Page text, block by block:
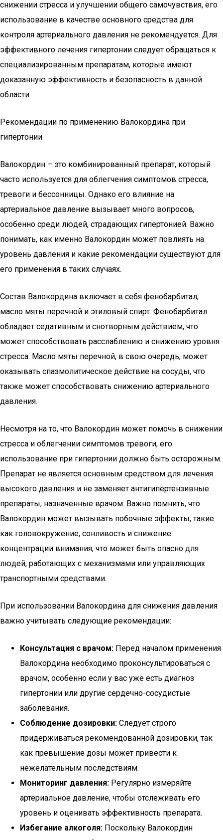
снижении стресса и улучшении общего самочувствия, его
использование в качестве основного средства для
контроля артериального давления не рекомендуется. Для
эффективного лечения гипертонии следует обращаться к
специализированным препаратам, которые имеют
доказанную эффективность и безопасность в данной
области.
Рекомендации по применению Валокордина при
гипертонии
Валокордин – это комбинированный препарат, который
часто используется для облегчения симптомов стресса,
тревоги и бессонницы. Однако его влияние на
артериальное давление вызывает много вопросов,
особенно среди людей, страдающих гипертонией. Важно
понимать, как именно Валокордин может повлиять на
уровень давления и какие рекомендации существуют для
его применения в таких случаях.
Состав Валокордина включает в себя фенобарбитал,
масло мяты перечной и этиловый спирт. Фенобарбитал
обладает седативным и снотворным действием, что
может способствовать расслаблению и снижению уровня
стресса. Масло мяты перечной, в свою очередь, может
оказывать спазмолитическое действие на сосуды, что
также может способствовать снижению артериального
давления.
Несмотря на то, что Валокордин может помочь в снижении
стресса и облегчении симптомов тревоги, его
использование при гипертонии должно быть осторожным.
Препарат не является основным средством для лечения
высокого давления и не заменяет антигипертензивные
препараты, назначенные врачом. Важно помнить, что
Валокордин может вызывать побочные эффекты, такие
как головокружение, сонливость и снижение
концентрации внимания, что может быть опасно для
людей, работающих с механизмами или управляющих
транспортными средствами.
При использовании Валокордина для снижения давления
важно учитывать следующие рекомендации:
Консультация с врачом: Перед началом применения
Валокордина необходимо проконсультироваться с
врачом, особенно если у вас уже есть диагноз
гипертонии или другие сердечно-сосудистые
заболевания.
Соблюдение дозировки: Следует строго
придерживаться рекомендованной дозировки, так
как превышение дозы может привести к
нежелательным последствиям.
Мониторинг давления: Регулярно измеряйте
артериальное давление, чтобы отслеживать его
уровень и оценивать эффективность препарата.
Избегание алкоголя: Поскольку Валокордин